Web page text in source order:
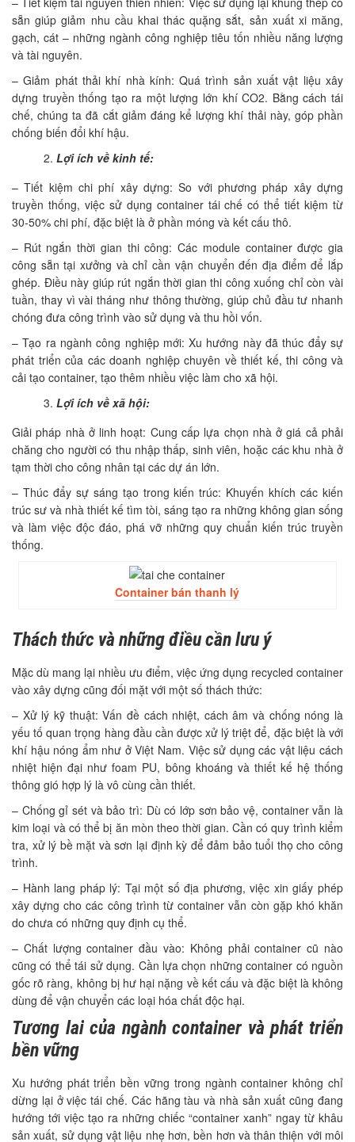
sẵn giúp giảm nhu cầu khai thác quặng sắt, sản xuất xi măng,
gạch, cát – những ngành công nghiệp tiêu tốn nhiều năng lượng
và tài nguyên.
– Giảm phát thải khí nhà kính: Quá trình sản xuất vật liệu xây
dựng truyền thống tạo ra một lượng lớn khí CO2. Bằng cách tái
chế, chúng ta đã cắt giảm đáng kể lượng khí thải này, góp phần
chống biến đổi khí hậu.
Lợi ích về kinh tế:
– Tiết kiệm chi phí xây dựng: So với phương pháp xây dựng
truyền thống, việc sử dụng container tái chế có thể tiết kiệm từ
30-50% chi phí, đặc biệt là ở phần móng và kết cấu thô.
– Rút ngắn thời gian thi công: Các module container được gia
công sẵn tại xưởng và chỉ cần vận chuyển đến địa điểm để lắp
ghép. Điều này giúp rút ngắn thời gian thi công xuống chỉ còn vài
tuần, thay vì vài tháng như thông thường, giúp chủ đầu tư nhanh
chóng đưa công trình vào sử dụng và thu hồi vốn.
– Tạo ra ngành công nghiệp mới: Xu hướng này đã thúc đẩy sự
phát triển của các doanh nghiệp chuyên về thiết kế, thi công và
cải tạo container, tạo thêm nhiều việc làm cho xã hội.
Lợi ích về xã hội:
Giải pháp nhà ở linh hoạt: Cung cấp lựa chọn nhà ở giá cả phải
chăng cho người có thu nhập thấp, sinh viên, hoặc các khu nhà ở
tạm thời cho công nhân tại các dự án lớn.
– Thúc đẩy sự sáng tạo trong kiến trúc: Khuyến khích các kiến
trúc sư và nhà thiết kế tìm tòi, sáng tạo ra những không gian sống
và làm việc độc đáo, phá vỡ những quy chuẩn kiến trúc truyền
thống.
Container bán thanh lý
Thách thức và những điều cần lưu ý
Mặc dù mang lại nhiều ưu điểm, việc ứng dụng recycled container
vào xây dựng cũng đối mặt với một số thách thức:
– Xử lý kỹ thuật: Vấn đề cách nhiệt, cách âm và chống nóng là
yếu tố quan trọng hàng đầu cần được xử lý triệt để, đặc biệt là với
khí hậu nóng ẩm như ở Việt Nam. Việc sử dụng các vật liệu cách
nhiệt hiện đại như foam PU, bông khoáng và thiết kế hệ thống
thông gió hợp lý là vô cùng cần thiết.
– Chống gỉ sét và bảo trì: Dù có lớp sơn bảo vệ, container vẫn là
kim loại và có thể bị ăn mòn theo thời gian. Cần có quy trình kiểm
tra, xử lý bề mặt và sơn lại định kỳ để đảm bảo tuổi thọ cho công
trình.
– Hành lang pháp lý: Tại một số địa phương, việc xin giấy phép
xây dựng cho các công trình từ container vẫn còn gặp khó khăn
do chưa có những quy định cụ thể.
– Chất lượng container đầu vào: Không phải container cũ nào
cũng có thể tái sử dụng. Cần lựa chọn những container có nguồn
gốc rõ ràng, không bị hư hại nặng về kết cấu và đặc biệt là không
dùng để vận chuyển các loại hóa chất độc hại.
Tương lai của ngành container và phát triển
bền vững
Xu hướng phát triển bền vững trong ngành container không chỉ
dừng lại ở việc tái chế. Các hãng tàu và nhà sản xuất cũng đang
hướng tới việc tạo ra những chiếc “container xanh” ngay từ khâu
sản xuất, sử dụng vật liệu nhẹ hơn, bền hơn và thân thiện với môi